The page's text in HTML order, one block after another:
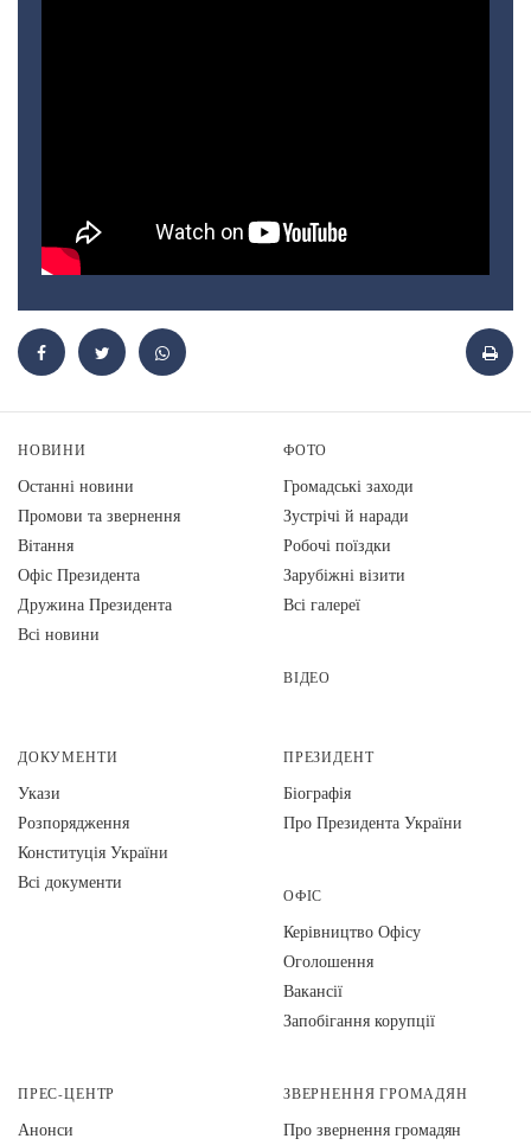
НОВИНИ
Останні новини
Промови та звернення
Вiтання
Офіс Президента
Дружина Президента
Всі новини
ФОТО
Громадські заходи
Зустрічі й наради
Робочі поїздки
Зарубіжні візити
Всі галереї
ВІДЕО
ДОКУМЕНТИ
Укази
Розпорядження
Конституція України
Всі документи
ПРЕЗИДЕНТ
Біографія
Про Президента України
ОФІС
Керівництво Офісу
Оголошення
Вакансії
Запобігання корупції
ПРЕС-ЦЕНТР
Анонси
ЗВЕРНЕННЯ ГРОМАДЯН
Про звернення громадян